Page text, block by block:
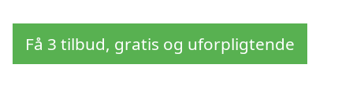
Få 3 tilbud, gratis og uforpligtende